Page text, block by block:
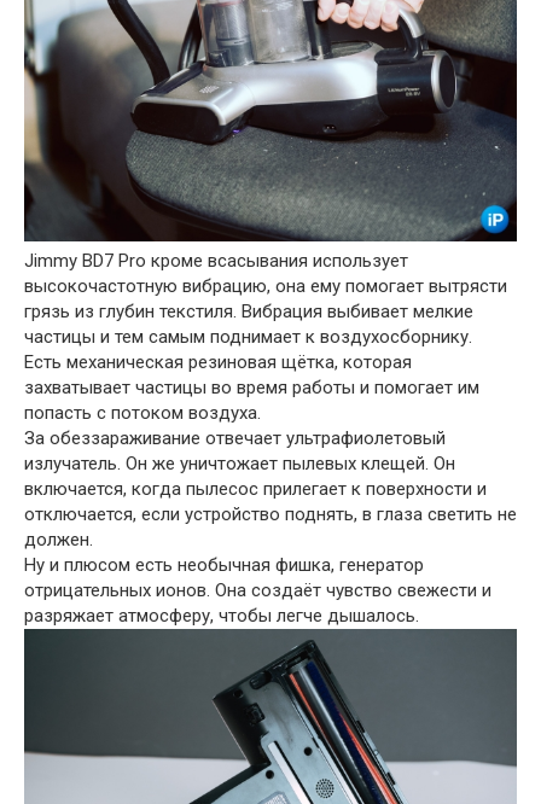
Jimmy BD7 Pro кроме всасывания использует
высокочастотную вибрацию, она ему помогает вытрясти
грязь из глубин текстиля. Вибрация выбивает мелкие
частицы и тем самым поднимает к воздухосборнику.
Есть механическая резиновая щётка, которая
захватывает частицы во время работы и помогает им
попасть с потоком воздуха.
За обеззараживание отвечает ультрафиолетовый
излучатель. Он же уничтожает пылевых клещей. Он
включается, когда пылесос прилегает к поверхности и
отключается, если устройство поднять, в глаза светить не
должен.
Ну и плюсом есть необычная фишка, генератор
отрицательных ионов. Она создаёт чувство свежести и
разряжает атмосферу, чтобы легче дышалось.